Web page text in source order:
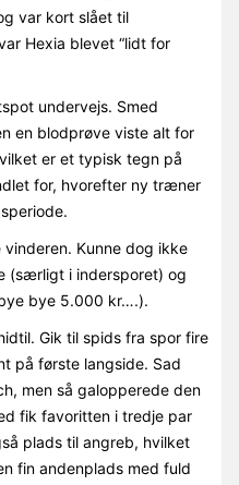
var kort slået til
Hexia blevet “lidt for
undervejs. Smed
en blodprøve viste alt for
er et typisk tegn på
for, hvorefter ny træner
Kunne dog ikke
(særligt i indersporet) og
bye 5.000 kr….).
Gik til spids fra spor fire
på første langside. Sad
men så galopperede den
fik favoritten i tredje par
plads til angreb, hvilket
fin andenplads med fuld